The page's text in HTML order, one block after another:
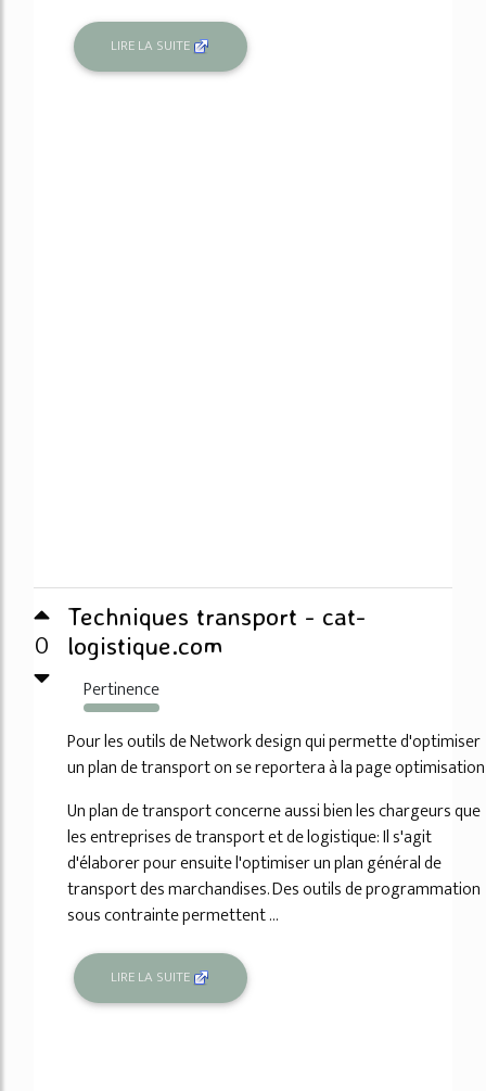
LIRE LA SUITE
0
Techniques transport - cat-
logistique.com
Pertinence
2683%
Pour les outils de Network design qui permette d'optimiser
un plan de transport on se reportera à la page optimisation
Un plan de transport concerne aussi bien les chargeurs que
les entreprises de transport et de logistique: Il s'agit
d'élaborer pour ensuite l'optimiser un plan général de
transport des marchandises. Des outils de programmation
sous contrainte permettent ...
LIRE LA SUITE